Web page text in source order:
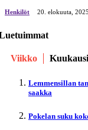
Henkilöt 20. elokuuta, 2025
Viikko Kuukausi
Lemmensillan
saakka
Pokelan suku